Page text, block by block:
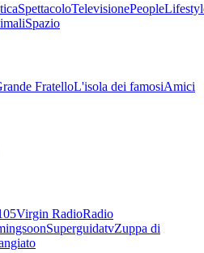
SpettacoloTelevisionePeople
Spazio
FratelloL'isola dei famosiAmici
Virgin RadioRadio
SuperguidatvZuppa di